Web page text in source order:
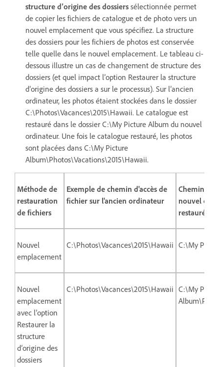
structure d’origine des dossiers sélectionnée permet
de copier les fichiers de catalogue et de photo vers un
nouvel emplacement que vous spécifiez. La structure
des dossiers pour les fichiers de photos est conservée
telle quelle dans le nouvel emplacement. Le tableau ci-
dessous illustre un cas de changement de structure des
dossiers (et quel impact l’option Restaurer la structure
d’origine des dossiers a sur le processus). Sur l’ancien
ordinateur, les photos étaient stockées dans le dossier
C:\Photos\Vacances\2015\Hawaii. Le catalogue est
restauré dans le dossier C:\My Picture Album du nouvel
ordinateur. Une fois le catalogue restauré, les photos
sont placées dans C:\My Picture
Album\Photos\Vacations\2015\Hawaii.
Méthode de
restauration
de fichiers
Exemple de chemin d'accès de
fichier sur l'ancien ordinateur
Chemin
nouvel
restauré
Nouvel
emplacement
C:\Photos\Vacances\2015\Hawaii C:\My
Nouvel
emplacement
avec l’option
Restaurer la
structure
d’origine des
dossiers
C:\Photos\Vacances\2015\Hawaii C:\My